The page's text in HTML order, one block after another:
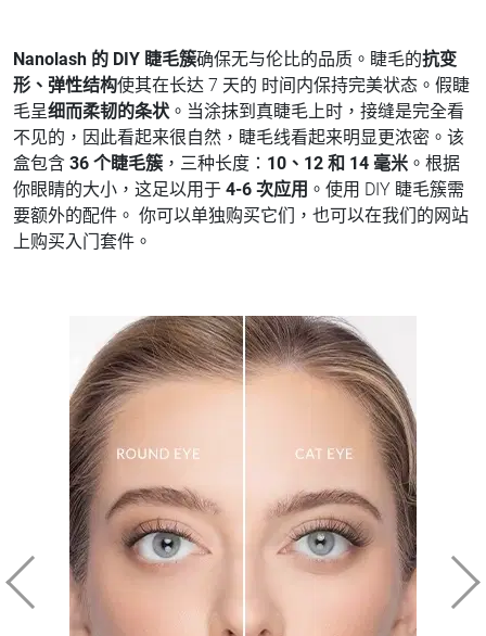
Nanolash 的 DIY 睫毛簇确保无与伦比的品质。睫毛的抗变
形、弹性结构使其在长达 7 天的 时间内保持完美状态。假睫
毛呈细而柔韧的条状 。当涂抹到真睫毛上时，接缝是完全看
不见的，因此看起来很自然，睫毛线看起来明显更浓密。该
盒包含 36 个睫毛簇 ，三种长度： 10、12 和 14 毫米 。根据
你眼睛的大小，这足以用于 4-6 次应用 。使用 DIY 睫毛簇需
要额外的配件。 你可以单独购买它们，也可以在我们的网站
上购买入门套件。